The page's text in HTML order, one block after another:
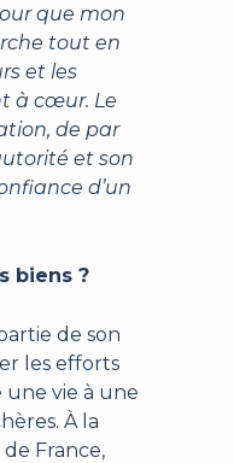
que mon
tout en
et les
à cœur. Le
de par
et son
d’un
biens ?
de son
les efforts
vie à une
À la
France,